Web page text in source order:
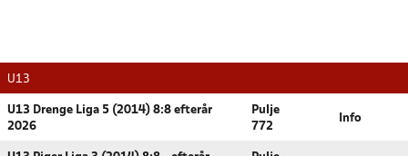
U13
U13 Drenge Liga 5 (2014) 8:8 efterår
2026
Pulje
772
Info